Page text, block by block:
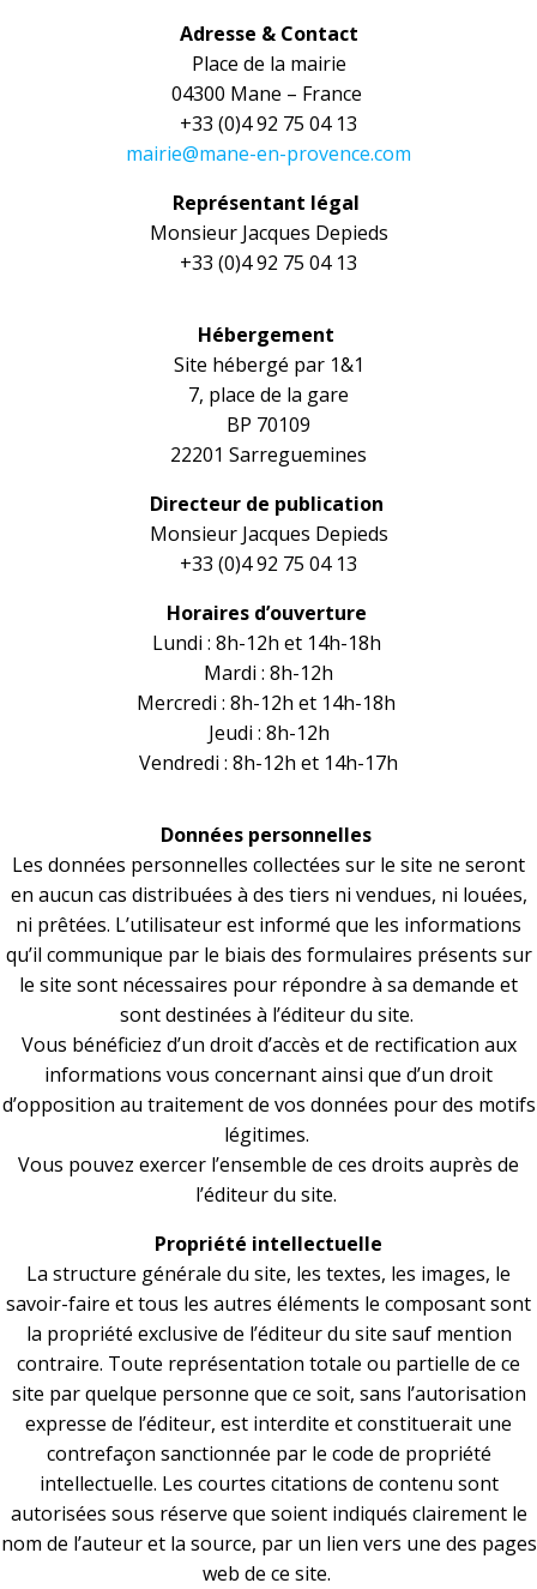
Adresse & Contact
Place de la mairie
04300 Mane – France
+33 (0)4 92 75 04 13
mairie@mane-en-provence.com
Représentant légal
Monsieur Jacques Depieds
+33 (0)4 92 75 04 13
Hébergement
Site hébergé par 1&1
7, place de la gare
BP 70109
22201 Sarreguemines
Directeur de publication
Monsieur Jacques Depieds
+33 (0)4 92 75 04 13
Horaires d’ouverture
Lundi : 8h-12h et 14h-18h
Mardi : 8h-12h
Mercredi : 8h-12h et 14h-18h
Jeudi : 8h-12h
Vendredi : 8h-12h et 14h-17h
Données personnelles
Les données personnelles collectées sur le site ne seront
en aucun cas distribuées à des tiers ni vendues, ni louées,
ni prêtées. L’utilisateur est informé que les informations
qu’il communique par le biais des formulaires présents sur
le site sont nécessaires pour répondre à sa demande et
sont destinées à l’éditeur du site.
Vous bénéficiez d’un droit d’accès et de rectification aux
informations vous concernant ainsi que d’un droit
d’opposition au traitement de vos données pour des motifs
légitimes.
Vous pouvez exercer l’ensemble de ces droits auprès de
l’éditeur du site.
Propriété intellectuelle
La structure générale du site, les textes, les images, le
savoir-faire et tous les autres éléments le composant sont
la propriété exclusive de l’éditeur du site sauf mention
contraire. Toute représentation totale ou partielle de ce
site par quelque personne que ce soit, sans l’autorisation
expresse de l’éditeur, est interdite et constituerait une
contrefaçon sanctionnée par le code de propriété
intellectuelle. Les courtes citations de contenu sont
autorisées sous réserve que soient indiqués clairement le
nom de l’auteur et la source, par un lien vers une des pages
web de ce site.